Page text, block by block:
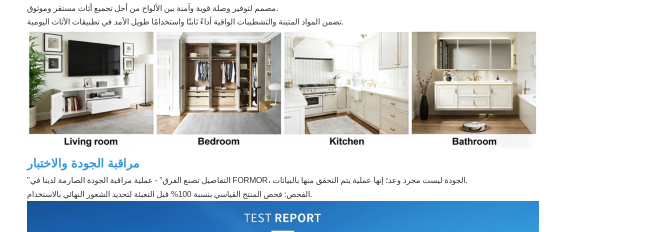
مصمم لتوفير وصلة قوية وآمنة بين الألواح من أجل تجميع أثاث مستقر وموثوق.
تضمن المواد المتينة والتشطيبات الواقية أداءً ثابتًا واستخدامًا طويل الأمد في تطبيقات الأثاث اليومية.
مراقبة الجودة والاختبار
"التفاصيل تصنع الفرق" - عملية مراقبة الجودة الصارمة لدينا في FORMOR، الجودة ليست مجرد وعد؛ إنها عملية يتم التحقق منها بالبيانات.
الفحص: فحص المنتج القياسي بنسبة 100% قبل التعبئة لتحديد الشعور النهائي بالاستخدام.